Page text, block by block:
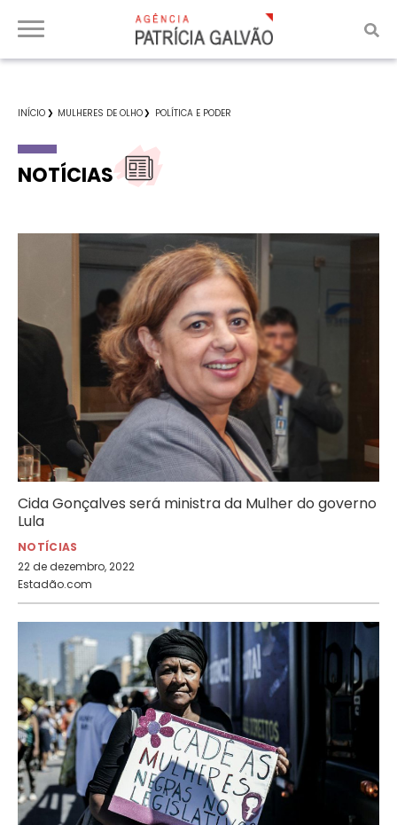
INÍCIO MULHERES DE OLHO POLÍTICA E PODER
NOTÍCIAS
Cida Gonçalves será ministra da Mulher do governo
Lula
NOTÍCIAS
22 de dezembro, 2022
Estadão.com